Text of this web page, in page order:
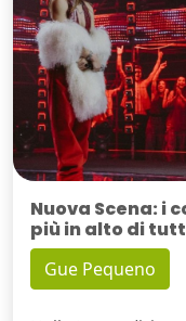
Nuova Scena: i
più in alto di
Gue Pequeno